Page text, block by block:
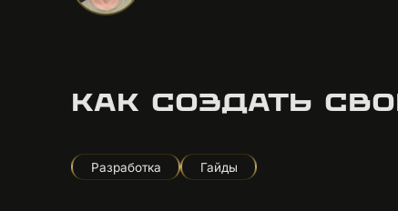
КАК СОЗДАТЬ
Разработка Гайды